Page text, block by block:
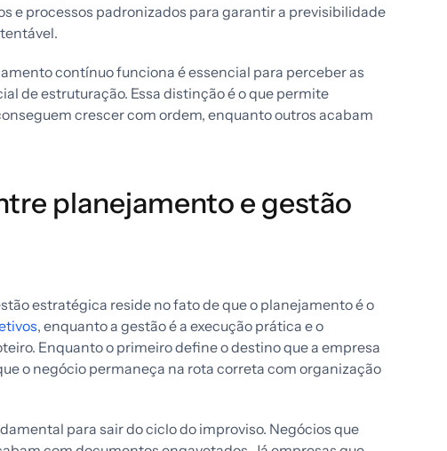
e processos padronizados para garantir a previsibilidade
contínuo funciona é essencial para perceber as
de estruturação. Essa distinção é o que permite
crescer com ordem, enquanto outros acabam
planejamento e gestão
estratégica reside no fato de que o planejamento é o
, enquanto a gestão é a execução prática e o
Enquanto o primeiro define o destino que a empresa
o negócio permaneça na rota correta com organização
para sair do ciclo do improviso. Negócios que